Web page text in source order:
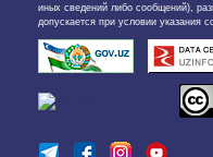
иных сведений либо сообщений),
допускается при условии указания